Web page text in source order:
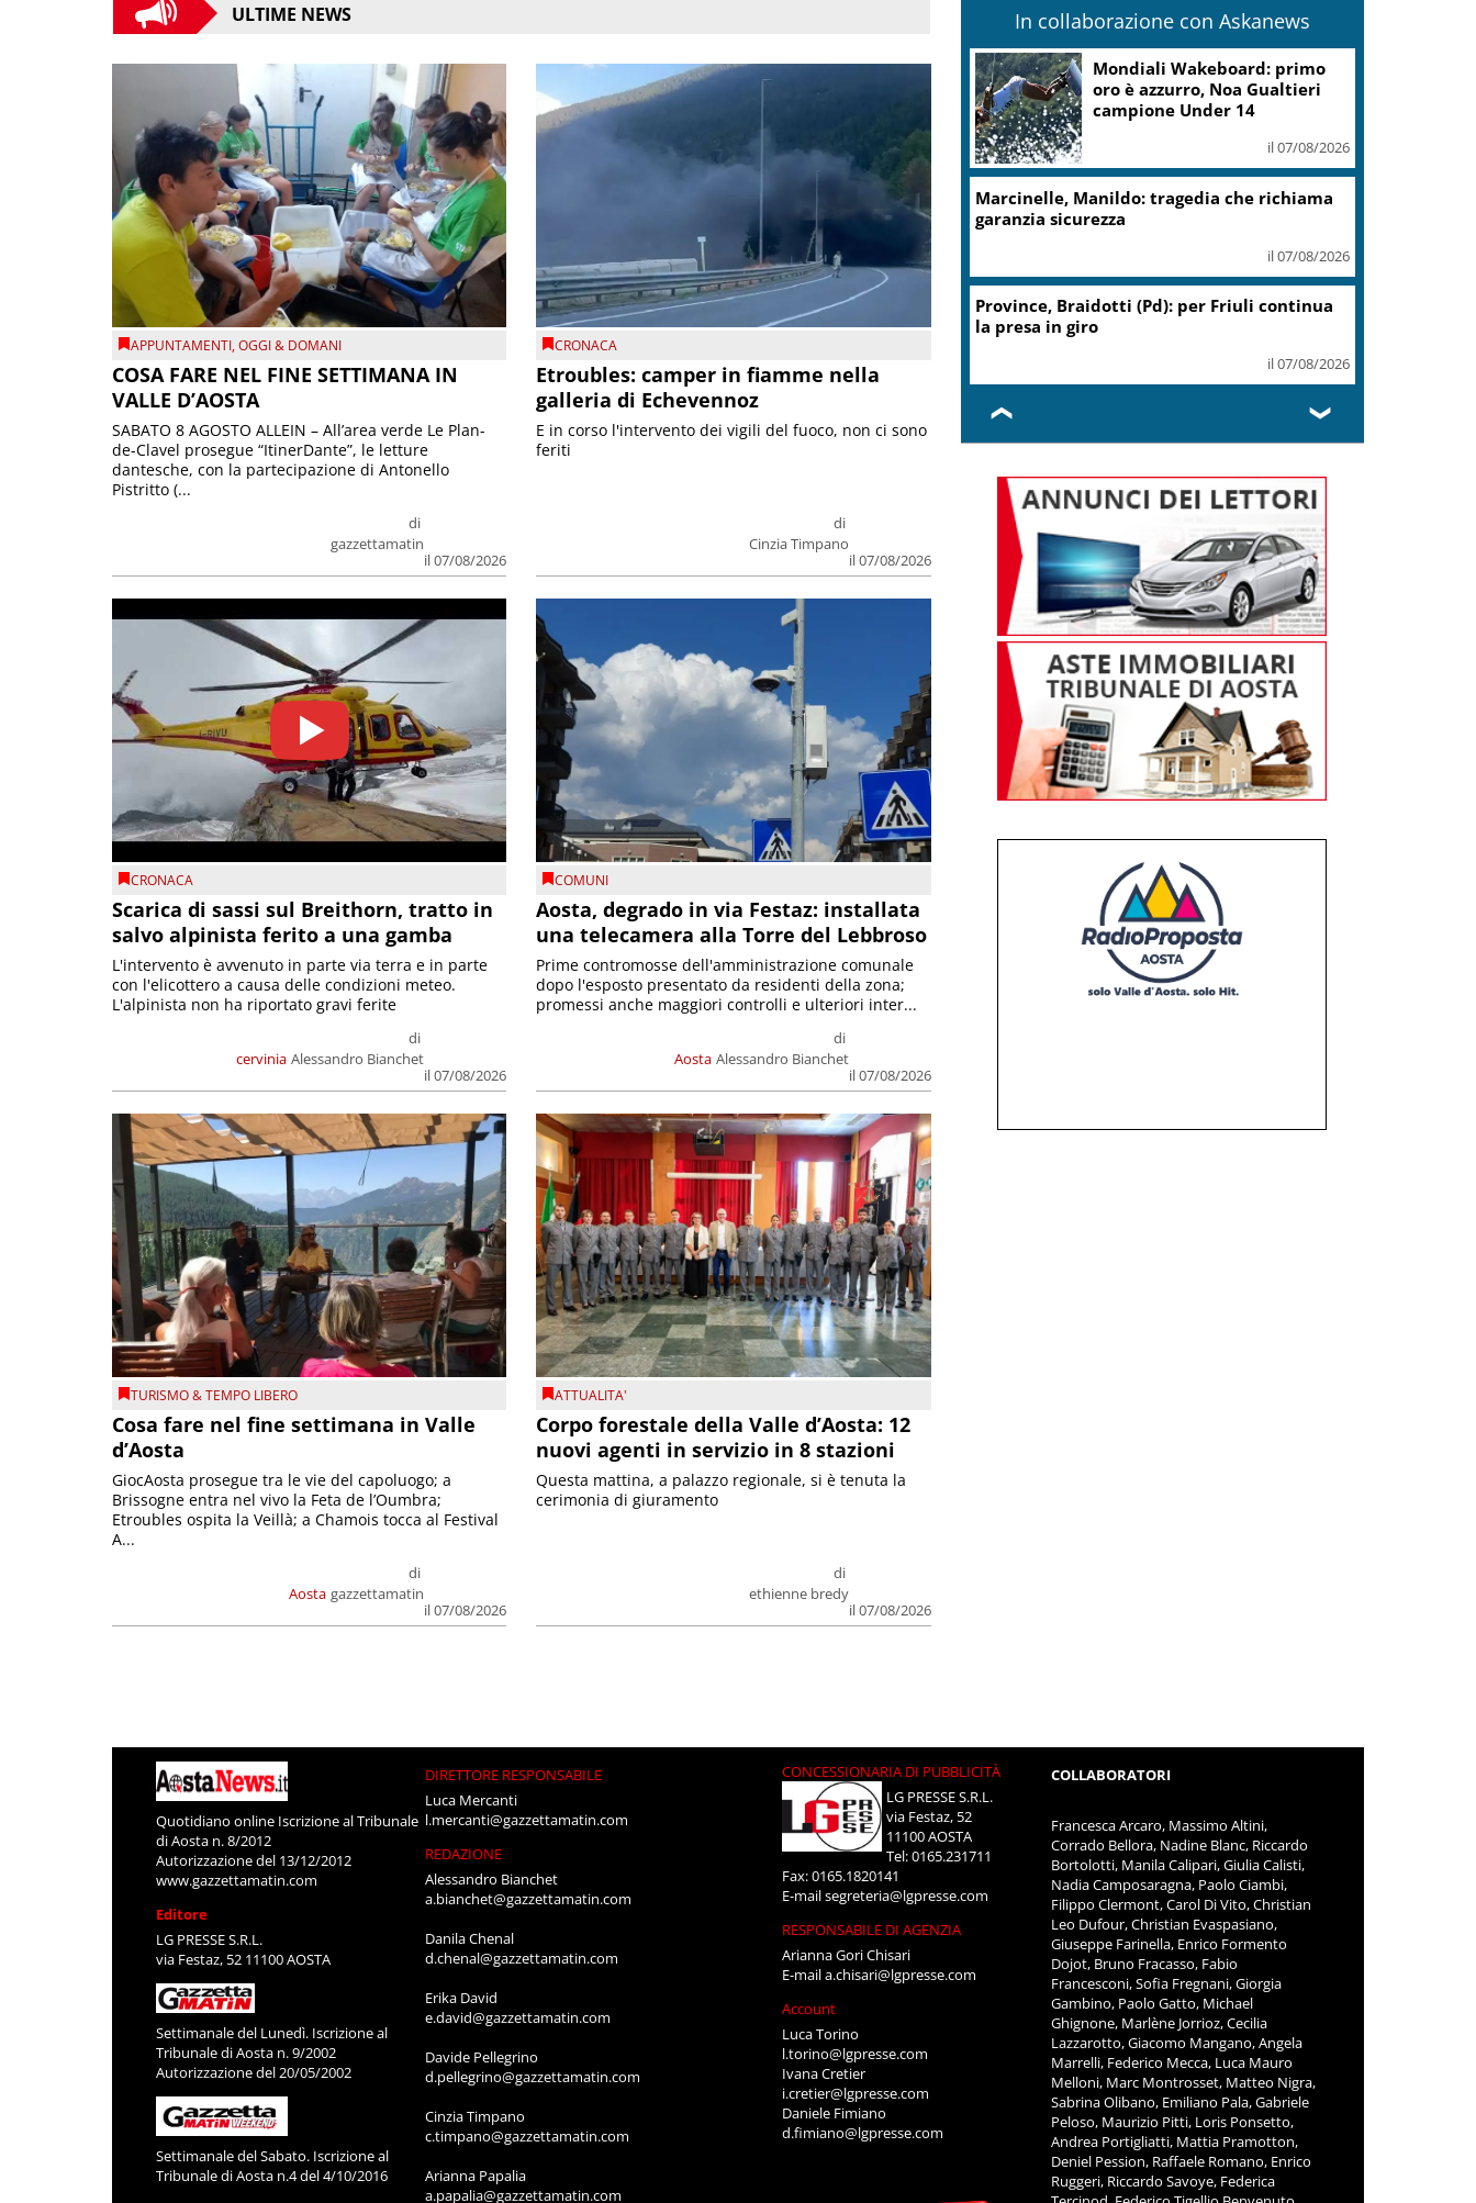
ULTIME NEWS
APPUNTAMENTI,OGGI & DOMANI
COSA FARE NEL FINE SETTIMANA IN
VALLE D’AOSTA
di
gazzettamatin
il 07/08/2026
SABATO 8 AGOSTO ALLEIN – All’area verde Le Plan-
de-Clavel prosegue “ItinerDante”, le letture
dantesche, con la partecipazione di Antonello
Pistritto (...
CRONACA
Etroubles: camper in fiamme nella
galleria di Echevennoz
di
Cinzia Timpano
il 07/08/2026
E in corso l'intervento dei vigili del fuoco, non ci sono
feriti
CRONACA
Scarica di sassi sul Breithorn, tratto in
salvo alpinista ferito a una gamba
cervinia
di
Alessandro Bianchet
il 07/08/2026
L'intervento è avvenuto in parte via terra e in parte
con l'elicottero a causa delle condizioni meteo.
L'alpinista non ha riportato gravi ferite
COMUNI
Aosta, degrado in via Festaz: installata
una telecamera alla Torre del Lebbroso
Aosta
di
Alessandro Bianchet
il 07/08/2026
Prime contromosse dell'amministrazione comunale
dopo l'esposto presentato da residenti della zona;
promessi anche maggiori controlli e ulteriori inter...
TURISMO & TEMPO LIBERO
Cosa fare nel fine settimana in Valle
d’Aosta
Aosta
di
gazzettamatin
il 07/08/2026
GiocAosta prosegue tra le vie del capoluogo; a
Brissogne entra nel vivo la Feta de l’Oumbra;
Etroubles ospita la Veillà; a Chamois tocca al Festival
A...
ATTUALITA'
Corpo forestale della Valle d’Aosta: 12
nuovi agenti in servizio in 8 stazioni
di
ethienne bredy
il 07/08/2026
Questa mattina, a palazzo regionale, si è tenuta la
cerimonia di giuramento
In collaborazione con Askanews
R.Fvg, Lenarduzzi (Pd): svolta immediata
contro declino
Acciaierie Valbruna, Bitonci: trovato punto
di equilibrio
Coin, accordo con sindacati su
piano risanamento e rilancio
il 07/08/2026
❮ ❯
Quotidiano online Iscrizione al Tribunale
di Aosta n. 8/2012
Autorizzazione del 13/12/2012
www.gazzettamatin.com
Editore
LG PRESSE S.R.L.
via Festaz, 52 11100 AOSTA
Settimanale del Lunedì. Iscrizione al
Tribunale di Aosta n. 9/2002
Autorizzazione del 20/05/2002
Settimanale del Sabato. Iscrizione al
Tribunale di Aosta n.4 del 4/10/2016
DIRETTORE RESPONSABILE
Luca Mercanti
l.mercanti@gazzettamatin.com
REDAZIONE
Alessandro Bianchet
a.bianchet@gazzettamatin.com
Danila Chenal
d.chenal@gazzettamatin.com
Erika David
e.david@gazzettamatin.com
Davide Pellegrino
d.pellegrino@gazzettamatin.com
Cinzia Timpano
c.timpano@gazzettamatin.com
Arianna Papalia
a.papalia@gazzettamatin.com
CONCESSIONARIA DI PUBBLICITÀ
LG PRESSE S.R.L.
via Festaz, 52
11100 AOSTA
Tel: 0165.231711
Fax: 0165.1820141
E-mailsegreteria@lgpresse.com
RESPONSABILE DI AGENZIA
Arianna Gori Chisari
E-maila.chisari@lgpresse.com
Account
Luca Torino
l.torino@lgpresse.com
Ivana Cretier
i.cretier@lgpresse.com
Daniele Fimiano
d.fimiano@lgpresse.com
COLLABORATORI
Francesca Arcaro, Massimo Altini,
Corrado Bellora, Nadine Blanc, Riccardo
Bortolotti, Manila Calipari, Giulia Calisti,
Nadia Camposaragna, Paolo Ciambi,
Filippo Clermont, Carol Di Vito, Christian
Leo Dufour, Christian Evaspasiano,
Giuseppe Farinella, Enrico Formento
Dojot, Bruno Fracasso, Fabio
Francesconi, Sofia Fregnani, Giorgia
Gambino, Paolo Gatto, Michael
Ghignone, Marlène Jorrioz, Cecilia
Lazzarotto, Giacomo Mangano, Angela
Marrelli, Federico Mecca, Luca Mauro
Melloni, Marc Montrosset, Matteo Nigra,
Sabrina Olibano, Emiliano Pala, Gabriele
Peloso, Maurizio Pitti, Loris Ponsetto,
Andrea Portigliatti, Mattia Pramotton,
Deniel Pession, Raffaele Romano, Enrico
Ruggeri, Riccardo Savoye, Federica